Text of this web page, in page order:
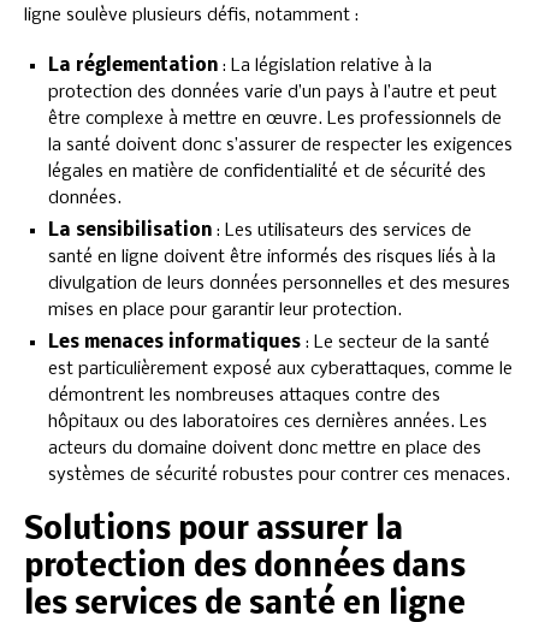
ligne soulève plusieurs défis, notamment :
La réglementation : La législation relative à la
protection des données varie d’un pays à l’autre et peut
être complexe à mettre en œuvre. Les professionnels de
la santé doivent donc s’assurer de respecter les exigences
légales en matière de confidentialité et de sécurité des
données.
La sensibilisation : Les utilisateurs des services de
santé en ligne doivent être informés des risques liés à la
divulgation de leurs données personnelles et des mesures
mises en place pour garantir leur protection.
Les menaces informatiques : Le secteur de la santé
est particulièrement exposé aux cyberattaques, comme le
démontrent les nombreuses attaques contre des
hôpitaux ou des laboratoires ces dernières années. Les
acteurs du domaine doivent donc mettre en place des
systèmes de sécurité robustes pour contrer ces menaces.
Solutions pour assurer la
protection des données dans
les services de santé en ligne